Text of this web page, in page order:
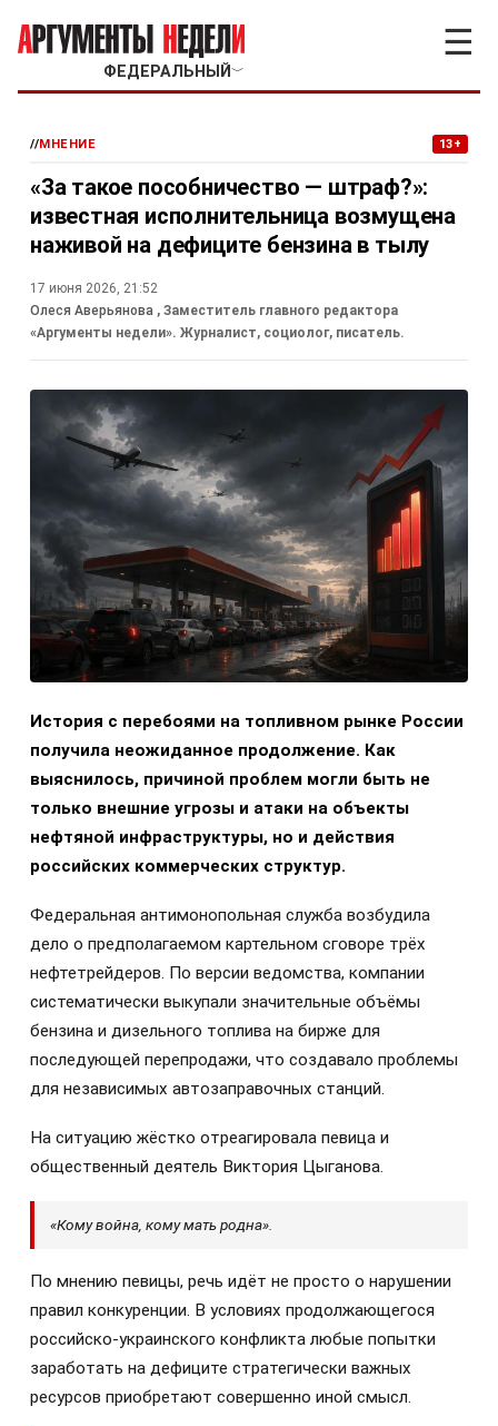
ФЕДЕРАЛЬНЫЙ ﹀
☰
//МНЕНИЕ 13+
«За такое пособничество — штраф?»:
известная исполнительница возмущена
наживой на дефиците бензина в тылу
17 июня 2026, 21:52
Олеся Аверьянова , Заместитель главного редактора
«Аргументы недели». Журналист, социолог, писатель.
История с перебоями на топливном рынке России
получила неожиданное продолжение. Как
выяснилось, причиной проблем могли быть не
только внешние угрозы и атаки на объекты
нефтяной инфраструктуры, но и действия
российских коммерческих структур.
Федеральная антимонопольная служба возбудила
дело о предполагаемом картельном сговоре трёх
нефтетрейдеров. По версии ведомства, компании
систематически выкупали значительные объёмы
бензина и дизельного топлива на бирже для
последующей перепродажи, что создавало проблемы
для независимых автозаправочных станций.
На ситуацию жёстко отреагировала певица и
общественный деятель Виктория Цыганова.
«Кому война, кому мать родна».
По мнению певицы, речь идёт не просто о нарушении
правил конкуренции. В условиях продолжающегося
российско-украинского конфликта любые попытки
заработать на дефиците стратегически важных
ресурсов приобретают совершенно иной смысл.